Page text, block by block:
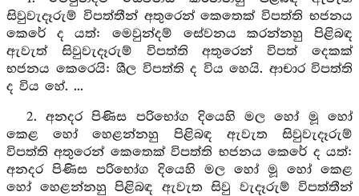
සිවුවැදෑරුම් විපත්තීන් අතුරෙන් කෙතෙක් විපත්ති භජනය
කෙරේ ද යත්: මෙවුන්දම් සේවනය කරන්නහු පිළිබඳ
ඇවැත් සිවුවැදෑරුම් විපත්ති අතුරෙන් විපත් දෙකක්
භජනය කෙරෙයි: ශීල විපත්ති ද විය හෙයි. ආචාර විපත්ති
ද විය හේ. ...
2. අනදර පිණිස පරිභෝග දියෙහි මල හෝ මූ හෝ
කෙළ හෝ හෙළන්නහු පිළිබඳ ඇවැත සිවුවැදෑරුම්
විපත්ති අතුරෙන් කෙතෙක් විපත්ති භජනය කෙරේ ද යත්:
අනදර පිණිස පරිභෝග දියෙහි මල හෝ මූ හෝ කෙළ
හෝ හෙළන්නහු පිළිබඳ ඇවැත සිවු වැදෑරුම් විපත්තීන්